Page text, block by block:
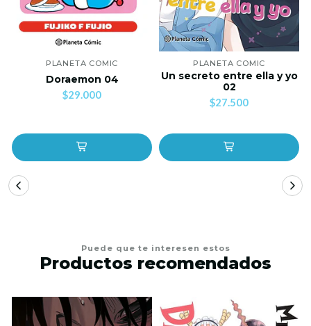
PLANETA COMIC
Doraemon 04
$29.000
PLANETA COMIC
Un secreto entre ella y yo
02
$27.500
Puede que te interesen estos
Productos recomendados